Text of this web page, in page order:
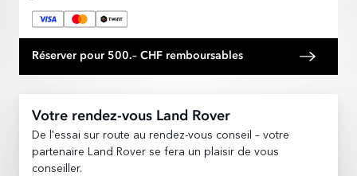
Réserver pour 500.– CHF remboursables
Votre rendez-vous Land Rover
De l'essai sur route au rendez-vous conseil – votre
partenaire Land Rover se fera un plaisir de vous
conseiller.